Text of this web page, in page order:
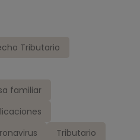
Tributario
familiar
Tributario